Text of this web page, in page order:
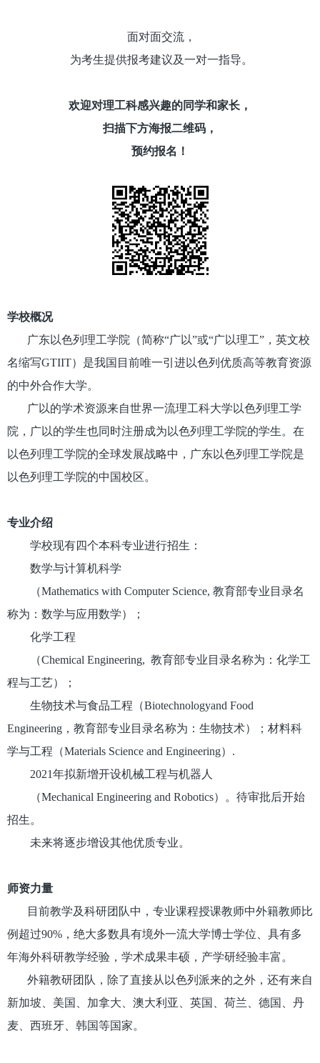
面对面交流，
为考生提供报考建议及一对一指导。
欢迎对理工科感兴趣的同学和家长，
扫描下方海报二维码，
预约报名！
学校概况
广东以色列理工学院（简称“广以”或“广以理工”，英文校
名缩写GTIIT）是我国目前唯一引进以色列优质高等教育资源
的中外合作大学。
广以的学术资源来自世界一流理工科大学以色列理工学
院，广以的学生也同时注册成为以色列理工学院的学生。在
以色列理工学院的全球发展战略中，广东以色列理工学院是
以色列理工学院的中国校区。
专业介绍
学校现有四个本科专业进行招生：
数学与计算机科学
（Mathematics with Computer Science, 教育部专业目录名
称为：数学与应用数学）；
化学工程
（Chemical Engineering, 教育部专业目录名称为：化学工
程与工艺）；
生物技术与食品工程（Biotechnologyand Food
Engineering，教育部专业目录名称为：生物技术）；材料科
学与工程（Materials Science and Engineering）.
2021年拟新增开设机械工程与机器人
（Mechanical Engineering and Robotics）。待审批后开始
招生。
未来将逐步增设其他优质专业。
师资力量
目前教学及科研团队中，专业课程授课教师中外籍教师比
例超过90%，绝大多数具有境外一流大学博士学位、具有多
年海外科研教学经验，学术成果丰硕，产学研经验丰富。
外籍教研团队，除了直接从以色列派来的之外，还有来自
新加坡、美国、加拿大、澳大利亚、英国、荷兰、德国、丹
麦、西班牙、韩国等国家。